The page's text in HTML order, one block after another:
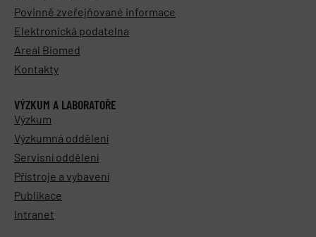
Povinně zveřejňované informace
Elektronická podatelna
Areál Biomed
Kontakty
VÝZKUM A LABORATOŘE
Výzkum
Výzkumná oddělení
Servisní oddělení
Přístroje a vybavení
Publikace
Intranet